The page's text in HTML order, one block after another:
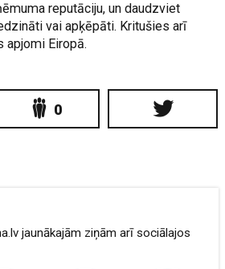
reputāciju, un daudzviet
vai apķēpāti. Kritušies arī
apjomi Eiropā.
0
jaunākajām ziņām arī sociālajos